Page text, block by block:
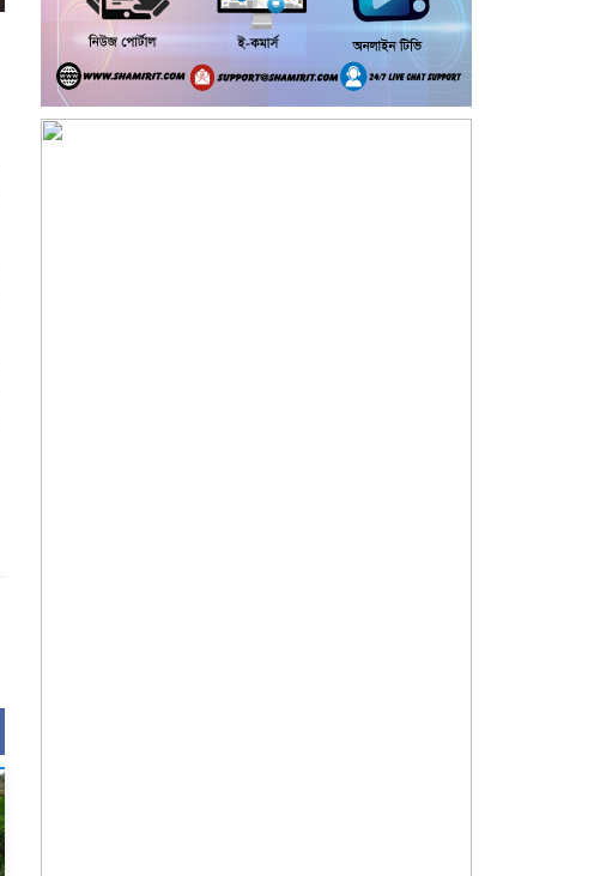
আশুলিয়ার বাইপাইল পাইকারি কাঁচা
বাজারে চেয়ারম্যান প্রার্থী ইসরাফিল
হোসেনের নির্বাচনী প্রচারণা